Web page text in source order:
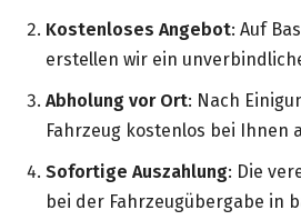
Kostenloses Angebot: Auf
erstellen wir ein
Abholung vor Ort: Nach
Fahrzeug kostenlos bei Ihnen
Sofortige Auszahlung: Die
bei der Fahrzeugübergabe in